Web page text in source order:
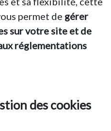
permet de gérer
sur votre site et de
réglementations
des cookies